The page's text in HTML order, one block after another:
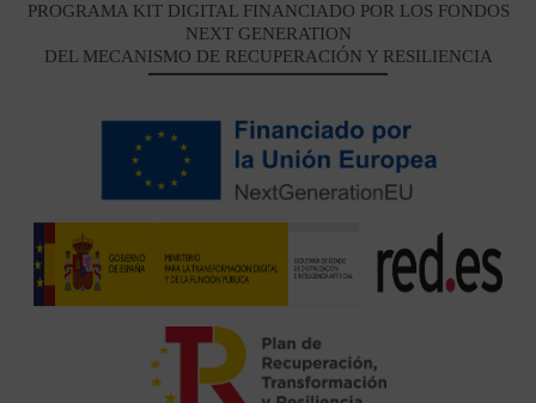
PROGRAMA KIT DIGITAL FINANCIADO POR LOS FONDOS
NEXT GENERATION
DEL MECANISMO DE RECUPERACIÓN Y RESILIENCIA